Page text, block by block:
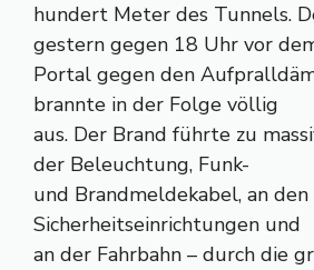
hundert Meter des Tunnels.
gestern gegen 18 Uhr vor
Portal gegen den
brannte in der Folge völlig
aus. Der Brand führte zu
der Beleuchtung, Funk-
und Brandmeldekabel, an den
Sicherheitseinrichtungen und
an der Fahrbahn – durch die